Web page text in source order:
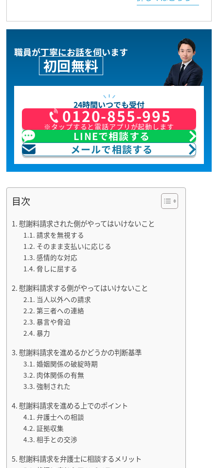
職員が丁寧にお話を伺います
初回無料
24時間いつでも受付
0120-855-995
※タップすると電話アプリが起動します
LINEで相談する
メールで相談する
目次
慰謝料請求された側がやってはいけないこと
請求を無視する
そのまま支払いに応じる
感情的な対応
脅しに屈する
慰謝料請求する側がやってはいけないこと
当人以外への請求
第三者への連絡
暴言や脅迫
暴力
慰謝料請求を進めるかどうかの判断基準
婚姻関係の破綻時期
肉体関係の有無
強制された
慰謝料請求を進める上でのポイント
弁護士への相談
証拠収集
相手との交渉
慰謝料請求を弁護士に相談するメリット